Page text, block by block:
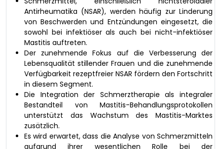
Antirheumatika (NSAR), werden häufig zur Linderung
von Beschwerden und Entzündungen eingesetzt, die
sowohl bei infektiöser als auch bei nicht-infektiöser
Mastitis auftreten.
Der zunehmende Fokus auf die Verbesserung der
Lebensqualität stillender Frauen und die zunehmende
Verfügbarkeit rezeptfreier NSAR fördern den Fortschritt
in diesem Segment.
Die Integration der Schmerztherapie als integraler
Bestandteil von Mastitis-Behandlungsprotokollen
unterstützt das Wachstum des Mastitis-Marktes
zusätzlich.
Es wird erwartet, dass die Analyse von Schmerzmitteln
aufgrund ihrer wesentlichen Rolle bei der